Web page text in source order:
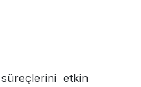
süreçlerini etkin